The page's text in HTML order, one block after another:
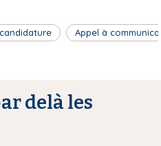
Appel à
delà les